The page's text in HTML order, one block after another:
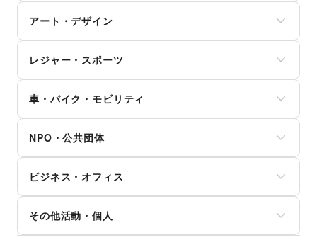
その他インテリア・生活雑貨
リフォーム
住宅（購入・賃貸）
たばこ
修理・メンテナンス
就職・転職・求人
おもちゃ・絵本
その他子育て・教育
ヘアケア・シャンプー
美容家電
ヘアサロン・ネイルサロン
マッサージ・整体
女性用品・フェムテック
コンタクトレンズ
医療・医薬品
その他美容・健康
スマホアクセサリー
ガジェット
ゲーム
アニメ
コミック・マンガ
アイドル・芸能人
CD・DVD・本・雑誌
Webメディア・アプリ
テレビ・ドラマ
映画
音楽・ライブ
演劇
占い
アート・デザイン
写真・イラストレーション
立体作品・彫刻
その他アート・デザイン
レジャー・スポーツ
キャンプ・アウトドア
野球
サッカー
バスケットボール
ゴルフ
その他レジャー・スポーツ
車・バイク・モビリティ
バイク・オートバイ
自転車・ロードバイク
マイクロモビリティ
その他車・バイク・モビリティ
NPO・公共団体
外国団体・大使館
募金・寄付
NPO・ボランティア活動
その他NPO・公共団体
ビジネス・オフィス
オフィス家具・OA機器
イベント企画・運営
その他活動・個人